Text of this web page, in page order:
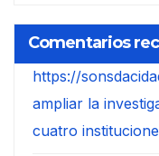
Comentarios
https://
ampliar la
cuatro